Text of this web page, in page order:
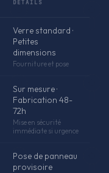
DÉTAILS
Verre standard ·
Petites
dimensions
Fourniture et pose
Sur mesure ·
Fabrication 48-
72h
Mise en sécurité
immédiate si urgence
Pose de panneau
provisoire